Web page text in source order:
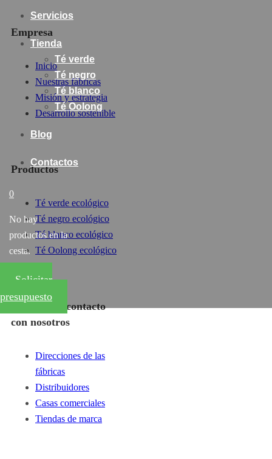
Servicios
Tienda
Té verde
Té negro
Té blanco
Té Oolong
Blog
Contactos
0
No hay
productos en la
cesta.
Solicitar
presupuesto
Empresa
Inicio
Nuestras fábricas
Misión y estrategia
Desarrollo sostenible
Productos
Té verde ecológico
Té negro ecológico
Té blanco ecológico
Té Oolong ecológico
Póngase en contacto
con nosotros
Direcciones de las
fábricas
Distribuidores
Casas comerciales
Tiendas de marca